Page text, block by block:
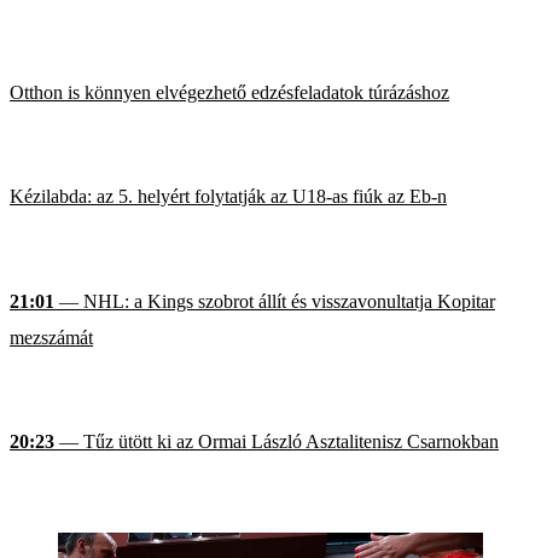
Otthon is könnyen elvégezhető edzésfeladatok túrázáshoz
Kézilabda: az 5. helyért folytatják az U18-as fiúk az Eb-n
21:01 — NHL: a Kings szobrot állít és visszavonultatja Kopitar
mezszámát
20:23 — Tűz ütött ki az Ormai László Asztalitenisz Csarnokban